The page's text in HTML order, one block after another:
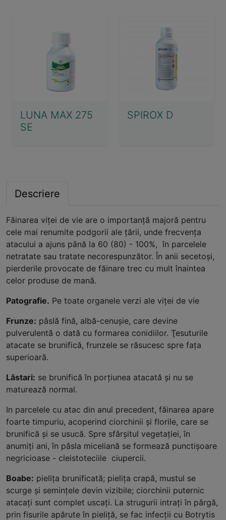
LUNA MAX 275
SE
SPIROX D
Descriere
Făinarea viței de vie are o importanţă majoră pentru
cele mai renumite podgorii ale ţării, unde frecvenţa
atacului a ajuns până la 60 (80) - 100%, în parcelele
netratate sau tratate necorespunzător. În anii secetoşi,
pierderile provocate de făinare trec cu mult înaintea
celor produse de mană.
Patografie. Pe toate organele verzi ale viţei de vie
Frunze: pâslă fină, albă-cenuşie, care devine
pulverulentă o dată cu formarea conidiilor. Ţesuturile
atacate se brunifică, frunzele se răsucesc spre faţa
superioară.
Lăstari: se brunifică în porţiunea atacată şi nu se
maturează normal.
In parcelele cu atac din anul precedent, făinarea apare
foarte timpuriu, acoperind ciorchinii şi florile, care se
brunifică şi se usucă. Spre sfârşitul vegetaţiei, în
anumiţi ani, în pâsla miceliană se formează punctişoare
negricioase - cleistoteciile ciupercii.
Boabe: pieliţa brunificată; pieliţa crapă, mustul se
scurge şi seminţele devin vizibile; ciorchinii puternic
atacaţi sunt complet uscaţi. La strugurii intraţi în pârgă,
prin fisurile apărute în pieliţă, se fac infecţii cu Botrytis